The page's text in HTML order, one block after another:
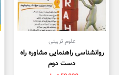
علوم تزبیتی
روانشناسی راهنمایی مشاوره راه
دست دوم